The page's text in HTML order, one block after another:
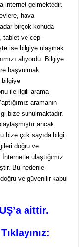
internet gelmektedir.
hava
birçok konuda
tablet ve cep
ise bilgiye ulaşmak
alıyordu. Bilgiye
başvurmak
bilgiye
ile ilgili arama
aramanın
bize sunulmaktadır.
ancak
bize çok sayıda bilgi
doğru ve
ulaştığımız
Bu nedenle
ve güvenilir kabul
aittir.